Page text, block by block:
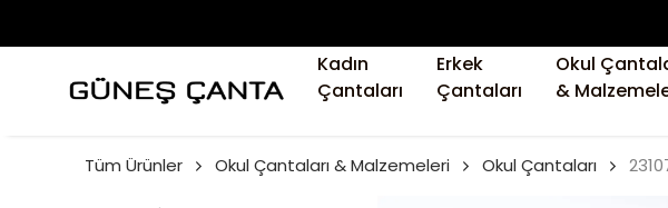
Kadın
Çantaları
Erkek
Çantaları
Okul
&
Tüm Ürünler Okul Çantaları & Malzemeleri Okul Çantaları